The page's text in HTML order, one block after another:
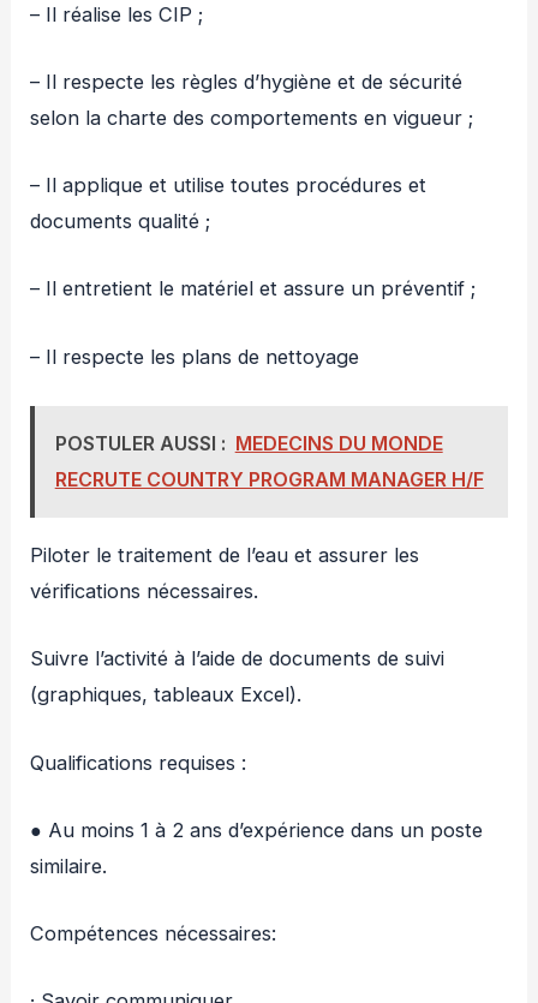
– Il réalise les CIP ;
– Il respecte les règles d’hygiène et de sécurité
selon la charte des comportements en vigueur ;
– Il applique et utilise toutes procédures et
documents qualité ;
– Il entretient le matériel et assure un préventif ;
– Il respecte les plans de nettoyage
POSTULER AUSSI : MEDECINS DU MONDE
RECRUTE COUNTRY PROGRAM MANAGER H/F
Piloter le traitement de l’eau et assurer les
vérifications nécessaires.
Suivre l’activité à l’aide de documents de suivi
(graphiques, tableaux Excel).
Qualifications requises :
● Au moins 1 à 2 ans d’expérience dans un poste
similaire.
Compétences nécessaires: